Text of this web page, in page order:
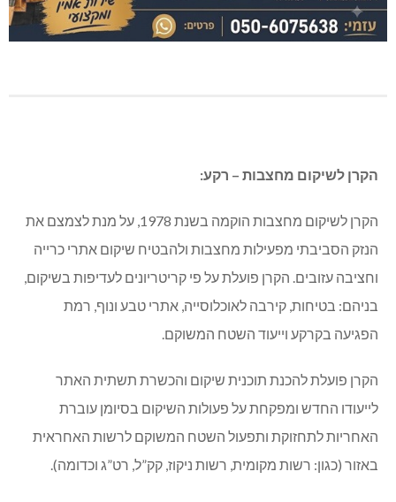
הקרן לשיקום מחצבות – רקע:
הקרן לשיקום מחצבות הוקמה בשנת 1978, על מנת לצמצם את
הנזק הסביבתי מפעילות מחצבות ולהבטיח שיקום אתרי כרייה
וחציבה עזובים. הקרן פועלת על פי קריטריונים לעדיפות בשיקום,
בניהם: בטיחות, קירבה לאוכלוסייה, אתרי טבע ונוף, רמת
הפגיעה בקרקע וייעוד השטח המשוקם.
הקרן פועלת להכנת תוכנית שיקום והכשרת תשתית האתר
לייעודו החדש ומפקחת על פעולות השיקום בסיומן עוברת
האחריות לתחזוקת ותפעול השטח המשוקם לרשות האחראית
באזור (כגון: רשות מקומית, רשות ניקוז, קק”ל, רט”ג וכדומה).